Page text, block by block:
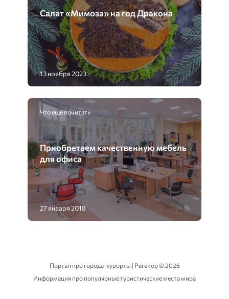
Салат «Мимоза» на год Дракона
13 ноября 2023
Что еще почитать
Приобретаем качественную мебель
для офиса
27 января 2018
Портал про города-курорты | Perekop ©2026
Информация про популярные туристические места мира